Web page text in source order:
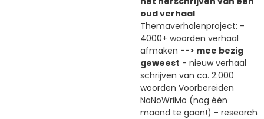
oud verhaal
Themaverhalenproject: -
4000+ woorden verhaal
afmaken --> mee bezig
geweest - nieuw verhaal
schrijven van ca. 2.000
woorden Voorbereiden
NaNoWriMo (nog één
maand te gaan!) - research